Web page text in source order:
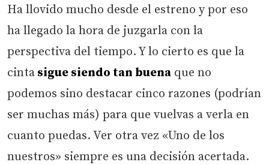
Ha llovido mucho desde el estreno y por eso
ha llegado la hora de juzgarla con la
perspectiva del tiempo. Y lo cierto es que la
cinta sigue siendo tan buena que no
podemos sino destacar cinco razones (podrían
ser muchas más) para que vuelvas a verla en
cuanto puedas. Ver otra vez «Uno de los
nuestros» siempre es una decisión acertada.